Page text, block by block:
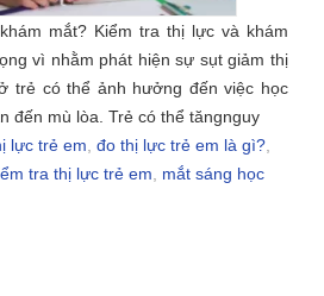
mắt? Kiểm tra thị lực và khám
vì nhằm phát hiện sự sụt giảm thị
trẻ có thể ảnh hưởng đến việc học
đến mù lòa. Trẻ có thể tăngnguy
lực trẻ em đo thị lực trẻ em là gì?
tra thị lực trẻ em
mắt sáng học